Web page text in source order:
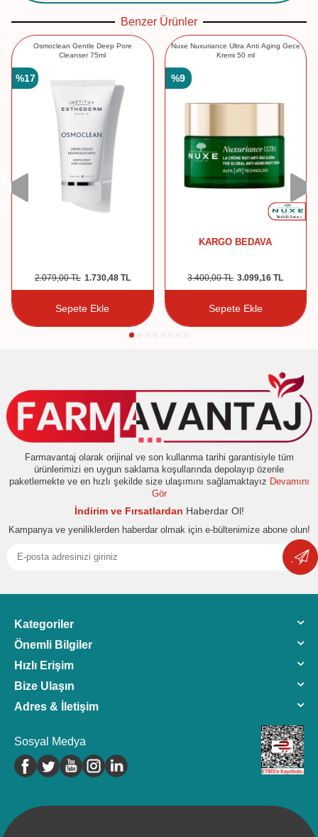
Benzer Ürünler
Osmoclean Gentle Deep Pore
Cleanser 75ml
%17
2.079,00TL 1.730,48TL
Sepete Ekle
Nuxe Nuxuriance Ultra Anti Aging Gece
Kremi 50 ml
%9
KARGO BEDAVA
3.400,00TL 3.099,16 TL
Sepete Ekle
Farmavantaj olarak orijinal ve son kullanma tarihi garantisiyle tüm
ürünlerimizi en uygun saklama koşullarında depolayıp özenle
paketlemekte ve en hızlı şekilde size ulaşımını sağlamaktayız Devamını
Gör
İndirim ve Fırsatlardan Haberdar Ol!
Kampanya ve yeniliklerden haberdar olmak için e-bültenimize abone olun!
Kategoriler
Önemli Bilgiler
Hızlı Erişim
Bize Ulaşın
Adres & İletişim
Sosyal Medya